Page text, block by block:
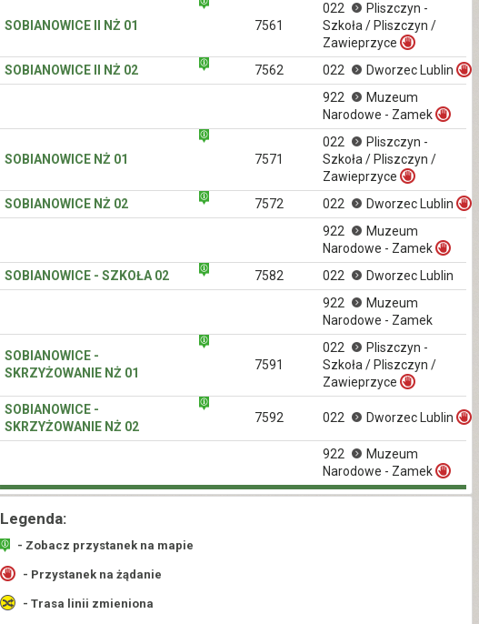
SOBIANOWICE II NŻ 01 7561
022
Pliszczyn -
Szkoła / Pliszczyn /
Zawieprzyce
SOBIANOWICE II NŻ 02
7562 022
Dworzec Lublin
922
Muzeum
Narodowe - Zamek
SOBIANOWICE NŻ 01 7571
022
Pliszczyn -
Szkoła / Pliszczyn /
Zawieprzyce
SOBIANOWICE NŻ 02
7572 022
Dworzec Lublin
922
Muzeum
Narodowe - Zamek
SOBIANOWICE - SZKOŁA 02
7582 022
Dworzec Lublin
922
Muzeum
Narodowe - Zamek
SOBIANOWICE -
SKRZYŻOWANIE NŻ 01
7591
022
Pliszczyn -
Szkoła / Pliszczyn /
Zawieprzyce
SOBIANOWICE -
SKRZYŻOWANIE NŻ 02
7592 022 Dworzec Lublin
922
Muzeum
Narodowe - Zamek
Legenda:
- Zobacz przystanek na mapie
- Przystanek na żądanie
- Trasa linii zmieniona